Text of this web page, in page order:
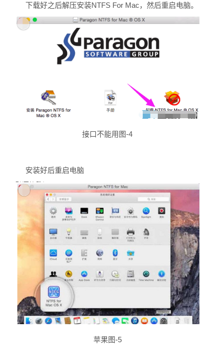
下载好之后解压安装NTFS For Mac，然后重启电脑。
接口不能用图-4
安装好后重启电脑
苹果图-5